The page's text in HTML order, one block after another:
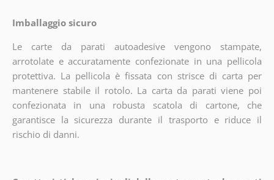
Imballaggio sicuro
Le carte da parati autoadesive vengono stampate,
arrotolate e accuratamente confezionate in una pellicola
protettiva. La pellicola è fissata con strisce di carta per
mantenere stabile il rotolo. La carta da parati viene poi
confezionata in una robusta scatola di cartone, che
garantisce la sicurezza durante il trasporto e riduce il
rischio di danni.